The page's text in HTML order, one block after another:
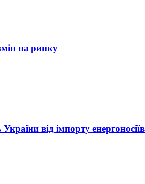
на ринку
від імпорту енергоносіїв